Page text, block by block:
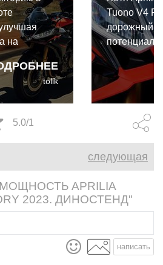
на
к
Aprilia
это
категории
и
целом.
tolik
Tuono V4
дорожный
потенциал
гоночной
оценить
стоит
прежде
что именно
Tuono V4
с
5.0/1
следующая
APRILIA
2023. ДИНОСТЕНД"
написать